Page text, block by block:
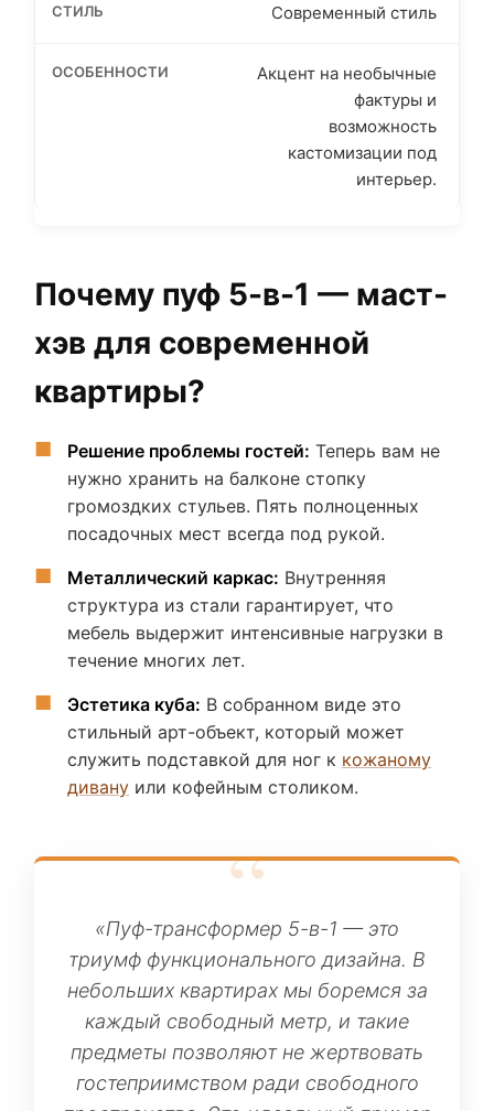
Современный стиль
Акцент на необычные
фактуры и
возможность
кастомизации под
интерьер.
Почему пуф 5-в-1 — маст-
хэв для современной
квартиры?
Решение проблемы гостей: Теперь вам не
нужно хранить на балконе стопку
громоздких стульев. Пять полноценных
посадочных мест всегда под рукой.
Металлический каркас: Внутренняя
структура из стали гарантирует, что
мебель выдержит интенсивные нагрузки в
течение многих лет.
Эстетика куба: В собранном виде это
стильный арт-объект, который может
служить подставкой для ног к кожаному
дивану или кофейным столиком.
«Пуф-трансформер 5-в-1 — это
триумф функционального дизайна. В
небольших квартирах мы боремся за
каждый свободный метр, и такие
предметы позволяют не жертвовать
гостеприимством ради свободного